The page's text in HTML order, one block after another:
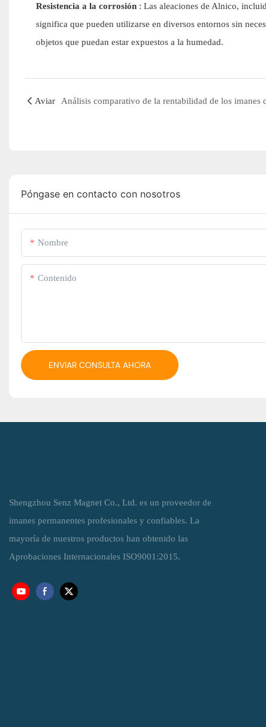
Resistencia a la corrosión: Las aleaciones de Alnico,
significa que pueden utilizarse en diversos entornos sin
objetos que puedan estar expuestos a la humedad.
Aviar
Póngase en contacto con nosotros
Nombre
Contenido
ENVIAR CONSULTA AHORA
Shengzhou Senz Magnet Co., Ltd. es un proveedor de
imanes permanentes profesionales y confiables. La
mayoría de nuestros productos han obtenido las
Aprobaciones Internacionales ISO9001:2015.